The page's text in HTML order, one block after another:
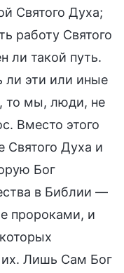
Святого Духа;
работу Святого
ли такой путь.
ли эти или иные
то мы, люди, не
Вместо этого
Святого Духа и
Бог
в Библии —
пророками, и
их. Лишь Сам Бог